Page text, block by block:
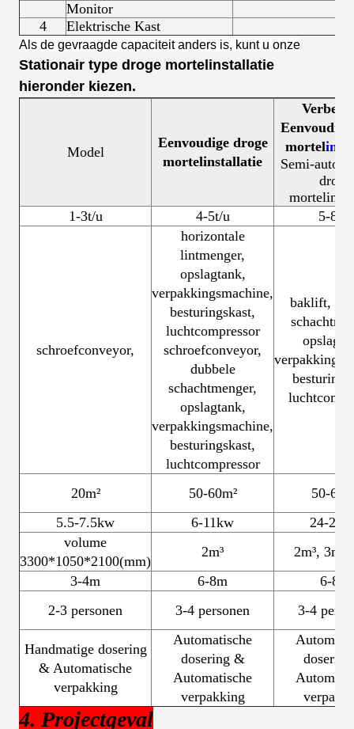
Monitor
4
Elektrische Kast
Als de gevraagde capaciteit anders is, kunt u onze
Stationair type droge mortelinstallatie
hieronder kiezen.
Model
Eenvoudige droge
mortelinstallatie
mortel
Semi-
droge
1-3t/u
4-5t/u 5-8t/u
schroefconveyor,
horizontale
lintmenger,
opslagtank,
verpakkingsmachine,
besturingskast,
luchtcompressor
schroefconveyor,
dubbele
schachtmenger,
opslagtank,
verpakkingsmachine,
besturingskast,
luchtcompressor
baklift,
20m² 50-60m²
50-
5.5-7.5kw
6-11kw
24-
volume
3300*1050*2100(mm)
2m³
2m³, 3m³,
3-4m
6-8m
6-8m
2-3 personen
3-4 personen 3-4
Handmatige dosering
& Automatische
verpakking
Automatische
dosering &
Automatische
verpakking
4. Projectgeval